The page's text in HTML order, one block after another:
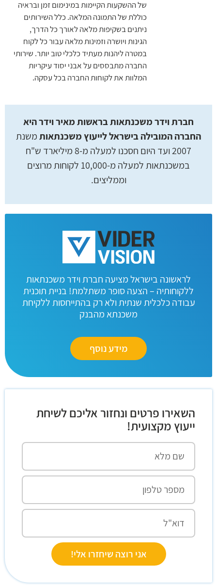
של ההשקעות הקיימות במינימום זמן ובראיה
כוללת של התמונה המלאה. כלל השירותים
ניתנים בשקיפות מלאה לאורך כל הדרך,
הגינות ויושרה וזמינות מלאה עבור כל לקוח
במטרה ליהנות מעתיד כלכלי טוב יותר. שירותי
החברה מתבססים על אבני יסוד עיקריות
המלוות את לקוחות החברה בכל עסקה.
חברת וידר משכנתאות בראשות מאיר וידר היא
החברה המובילה בישראל לייעוץ משכנתאותמשנת
2007 ועד היום חסכנו למעלה מ-8 מיליארד ש"ח
במשכנתאות למעלה מ-10,000 לקוחות מרוצים
וממליצים.
לראשונה בישראל מציעה חברת וידר משכנתאות
ללקוחותיה – הצעה סופר משתלמת! בניית תוכנית
עבודה כלכלית שנתית ולא רק בהתייחסות ללקיחת
משכנתא מהבנק
מידע נוסף
השאירו פרטים ונחזור אליכם לשיחת
ייעוץ מקצועית!
אני רוצה שיחזרו אלי!